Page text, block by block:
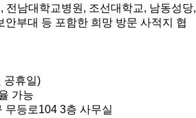
전남대학교병원, 조선대학교, 남동성당,
안부대 등 포함한 희망 방문 사적지 협
공휴일)
가능
무등로104 3층 사무실